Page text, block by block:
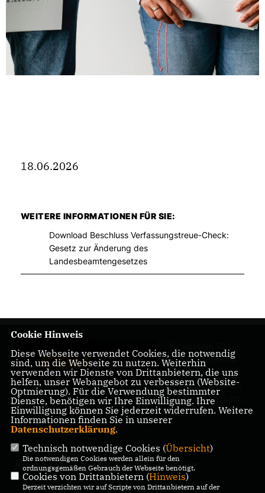
18.06.2026
WEITERE INFORMATIONEN FÜR SIE:
Download Beschluss Verfassungstreue-Check:
Gesetz zur Änderung des
Landesbeamtengesetzes
Abgeordneten aus
allen Bezirken
Berlins sind wir die
größte Fraktion im
Berliner Abgeordnetenhaus.
IMPRESSUM DATENSCHUTZ KONTAKT
Cookie Hinweis
Diese Webseite verwendet Cookies, die notwendig
sind, um die Webseite zu nutzen. Weiterhin
verwenden wir Dienste von Drittanbietern, die uns
helfen, unser Webangebot zu verbessern (Website-
Optmierung). Für die Verwendung bestimmter
Dienste, benötigen wir Ihre Einwilligung. Ihre
Einwilligung können Sie jederzeit widerrufen. Weitere
Informationen finden Sie in unserer
Datenschutzerklärung.
Technisch notwendige Cookies (Übersicht)
Die notwendigen Cookies werden allein für den
ordnungsgemäßen Gebrauch der Webseite benötigt.
Cookies von Drittanbietern (Hinweis)
Derzeit verzichten wir auf Scripte von Drittanbietern auf der